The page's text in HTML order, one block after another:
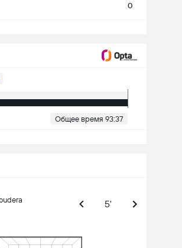
0
Общее время 93:37
5'